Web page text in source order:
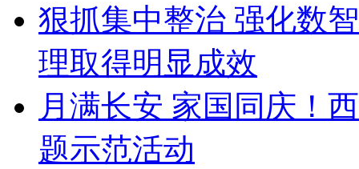
狠抓集中整治 强化数
理取得明显成效
月满长安 家国同庆！
题示范活动